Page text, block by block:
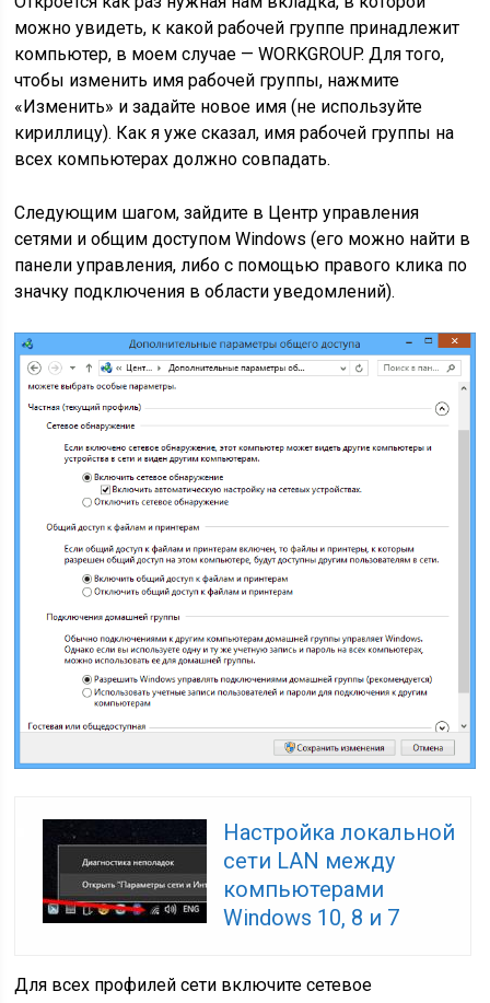
можно увидеть, к какой рабочей группе принадлежит
компьютер, в моем случае — WORKGROUP. Для того,
чтобы изменить имя рабочей группы, нажмите
«Изменить» и задайте новое имя (не используйте
кириллицу). Как я уже сказал, имя рабочей группы на
всех компьютерах должно совпадать.
Следующим шагом, зайдите в Центр управления
сетями и общим доступом Windows (его можно найти в
панели управления, либо с помощью правого клика по
значку подключения в области уведомлений).
Настройка локальной
сети LAN между
компьютерами
Windows 10, 8 и 7
Для всех профилей сети включите сетевое